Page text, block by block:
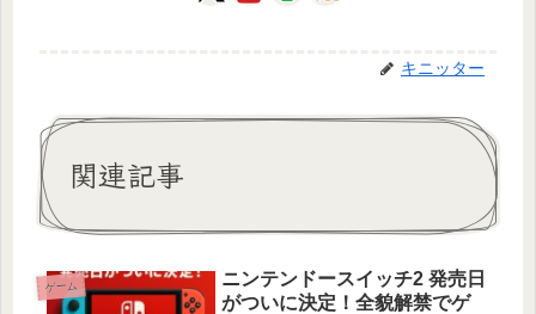
キニッター
関連記事
ゲーム
ニンテンドースイッチ2 発売日
がついに決定！全貌解禁でゲ